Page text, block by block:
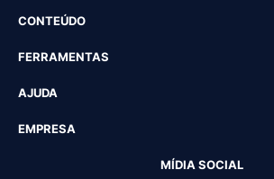
CONTEÚDO
FERRAMENTAS
AJUDA
EMPRESA
MÍDIA SOCIAL